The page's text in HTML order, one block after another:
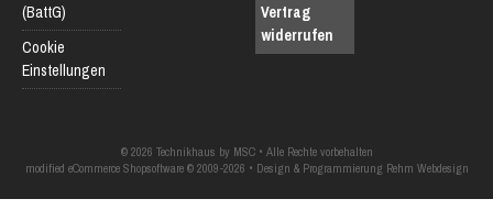
(BattG)
Cookie
Einstellungen
Vertrag
widerrufen
© 2026 Technikhaus by MSC • Alle Rechte vorbehalten
modified eCommerce Shopsoftware © 2009-2026 • Design & Programmierung Rehm Webdesign